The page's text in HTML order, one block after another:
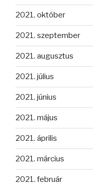
2021. október
2021. szeptember
2021. augusztus
2021. július
2021. június
2021. május
2021. április
2021. március
2021. február